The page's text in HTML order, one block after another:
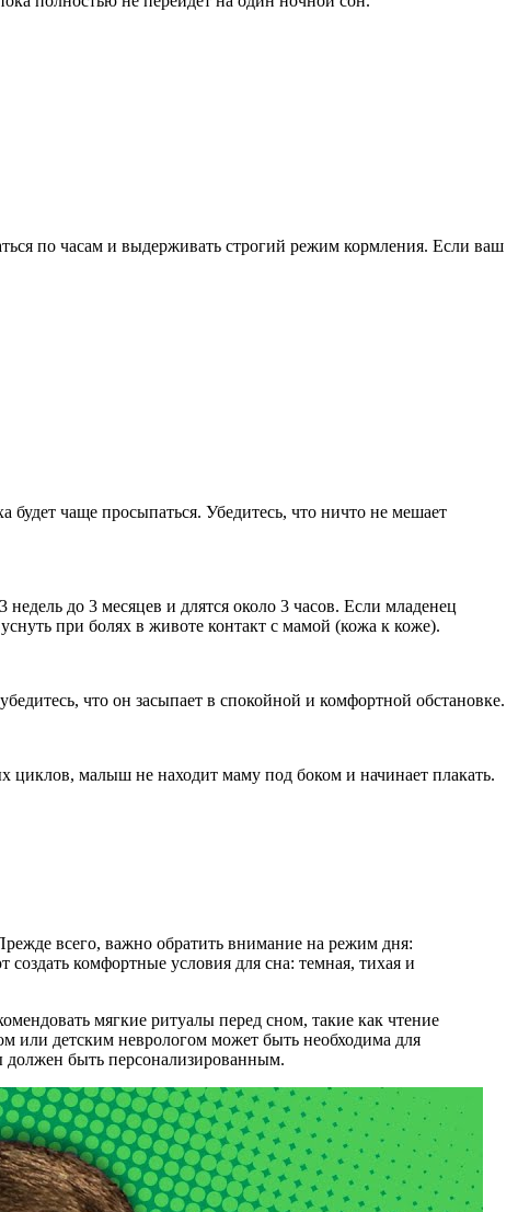
по часам и выдерживать строгий режим кормления. Если ваш
чаще просыпаться. Убедитесь, что ничто не мешает
до 3 месяцев и длятся около 3 часов. Если младенец
при болях в животе контакт с мамой (кожа к коже).
что он засыпает в спокойной и комфортной обстановке.
циклов, малыш не находит маму под боком и начинает плакать.
всего, важно обратить внимание на режим дня:
комфортные условия для сна: темная, тихая и
мягкие ритуалы перед сном, такие как чтение
или детским неврологом может быть необходима для
быть персонализированным.